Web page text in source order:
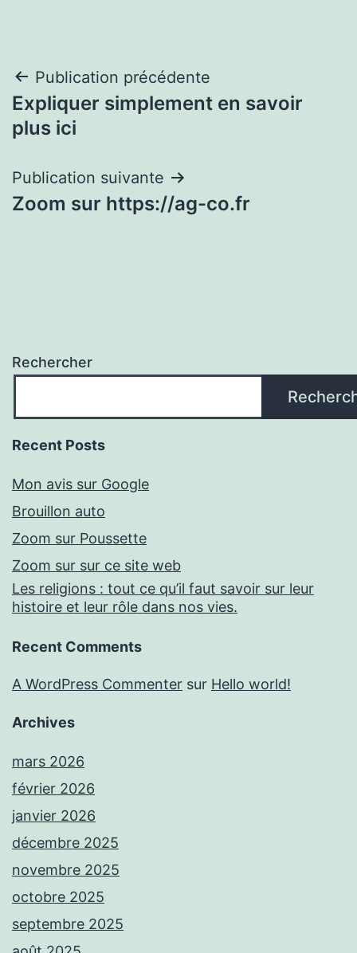
Navigation
de
Publication précédente
Expliquer simplement en savoir
plus ici
Publication suivante
Zoom sur https://ag-co.fr
Rechercher
Recent Posts
Mon avis sur Google
Brouillon auto
Zoom sur Poussette
Zoom sur sur ce site web
Les religions : tout ce qu’il faut savoir sur leur
histoire et leur rôle dans nos vies.
Recent Comments
A WordPress Commenter sur Hello world!
Archives
mars 2026
février 2026
janvier 2026
décembre 2025
novembre 2025
octobre 2025
septembre 2025